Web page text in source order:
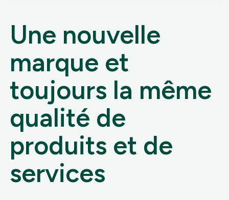
Une nouvelle
marque et
toujours la même
qualité de
produits et de
services